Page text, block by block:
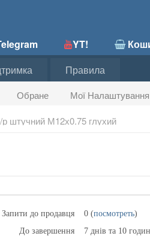
YT!
Обране Мої Налаштування
Правила
р штучний М12х0.75 глухий
Запити до продавця 0 (посмотреть)
До завершення
7 днів та 10